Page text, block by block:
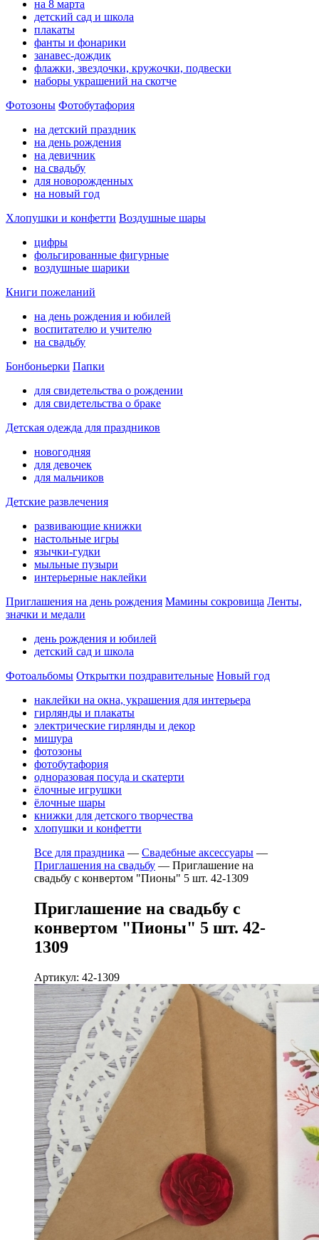
на 8 марта
детский сад и школа
плакаты
фанты и фонарики
занавес-дождик
флажки, звездочки, кружочки, подвески
наборы украшений на скотче
Фотозоны Фотобутафория
на детский праздник
на день рождения
на девичник
на свадьбу
для новорожденных
на новый год
Хлопушки и конфетти Воздушные шары
цифры
фольгированные фигурные
воздушные шарики
Книги пожеланий
на день рождения и юбилей
воспитателю и учителю
на свадьбу
Бонбоньерки Папки
для свидетельства о рождении
для свидетельства о браке
Детская одежда для праздников
новогодняя
для девочек
для мальчиков
Детские развлечения
развивающие книжки
настольные игры
язычки-гудки
мыльные пузыри
интерьерные наклейки
Приглашения на день рождения Мамины сокровища Ленты,
значки и медали
день рождения и юбилей
детский сад и школа
Фотоальбомы Открытки поздравительные Новый год
наклейки на окна, украшения для интерьера
гирлянды и плакаты
электрические гирлянды и декор
мишура
фотозоны
фотобутафория
одноразовая посуда и скатерти
ёлочные игрушки
ёлочные шары
книжки для детского творчества
хлопушки и конфетти
Все для праздника — Свадебные аксессуары —
Приглашения на свадьбу — Приглашение на
свадьбу с конвертом "Пионы" 5 шт. 42-1309
Приглашение на свадьбу с
конвертом "Пионы" 5 шт. 42-
1309
Артикул: 42-1309